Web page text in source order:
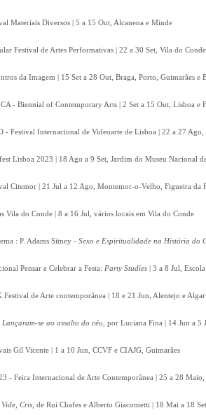
Materiais Diversos | 5 a 15 Out, Alcanena e Minde
Festival de Artes Performativas | 22 a 30 Set, Vila do Conde
da Imagem | 15 Set a 28 Out, Braga, Porto, Guimarães e
- Biennial of Contemporary Arts | 2 Set a 15 Out, Lisboa e
- Festival Internacional de Videoarte de Lisboa | 22 a 27
Lisboa 2023 | 18 Ago a 9 Set, Jardim do Museu Nacional
Citemor | 21 Jul a 12 Ago, Montemor-o-Velho, Figueira da
Vila do Conde | 8 a 16 Jul, vários locais em Vila do Conde
: P. Adams Sitney - Sexo e Espiritualidade na História do
Pensar e Celebrar a Festa: Party Studies | 3 a 8 Jul,
Festival de Arte contemporânea | 18 e 21 Jun, Alentejo e
Lançaram-se ao assalto do céu , por Luciana Fina | 14 Jun a 5
Gil Vicente | 1 a 10 Jun, CCVF e CIAJG, Guimarães
- Feira Internacional de Arte Contemporânea | 25 a 28
Cris , de Rui Chafes e Alberto Giacometti | 18 Mai a 18